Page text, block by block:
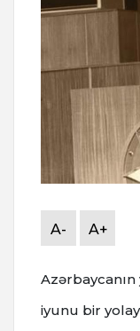
A- A+
Azərbaycanın
iyunu bir